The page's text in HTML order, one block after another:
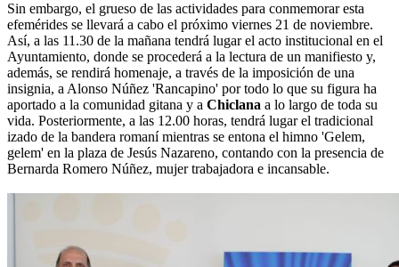
Sin embargo, el grueso de las actividades para conmemorar esta
efemérides se llevará a cabo el próximo viernes 21 de noviembre.
Así, a las 11.30 de la mañana tendrá lugar el acto institucional en el
Ayuntamiento, donde se procederá a la lectura de un manifiesto y,
además, se rendirá homenaje, a través de la imposición de una
insignia, a Alonso Núñez 'Rancapino' por todo lo que su figura ha
aportado a la comunidad gitana y a Chiclana a lo largo de toda su
vida. Posteriormente, a las 12.00 horas, tendrá lugar el tradicional
izado de la bandera romaní mientras se entona el himno 'Gelem,
gelem' en la plaza de Jesús Nazareno, contando con la presencia de
Bernarda Romero Núñez, mujer trabajadora e incansable.